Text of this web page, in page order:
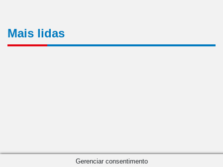
Mais lidas
Gerenciar consentimento